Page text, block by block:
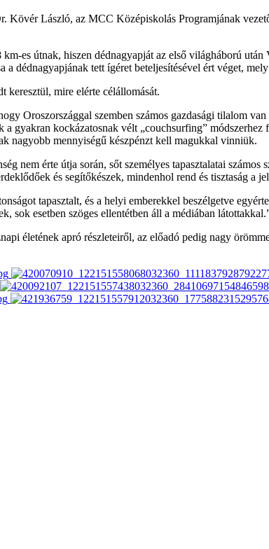
Kövér László, az MCC Középiskolás Programjának
es útnak, hiszen dédnagyapját az első világháború
a dédnagyapjának tett ígéret beteljesítésével ért véget,
keresztül, mire elérte célállomását.
Oroszországgal szemben számos gazdasági tilalom
gyakran kockázatosnak vélt „couchsurfing”
nagyobb mennyiségű készpénzt kell magukkal vinniük.
nem érte útja során, sőt személyes tapasztalatai
és segítőkészek, mindenhol rend és tisztaság a
tapasztalt, és a helyi emberekkel beszélgetve
sok esetben szöges ellentétben áll a médiában
életének apró részleteiről, az előadó pedig nagy